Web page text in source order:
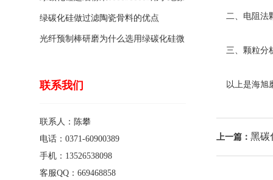
涂料的优点
绿碳化硅做过滤陶瓷骨料的优点
光纤预制棒研磨为什么选用绿碳化硅微
联系我们
联系人：陈攀
电话：0371-60900389
手机：13526538098
客服QQ：669468858
二、电阻法
三、颗粒分
以上是海旭
上一篇： 黑碳